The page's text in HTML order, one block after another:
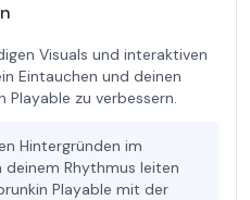
Visuals und interaktiven
Eintauchen und deinen
Playable zu verbessern.
Hintergründen im
Rhythmus leiten
Playable mit der